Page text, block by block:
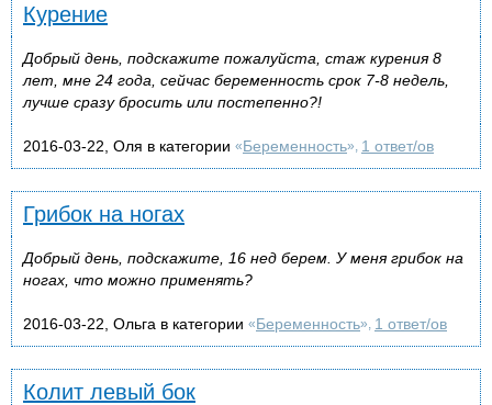
Курение
Добрый день, подскажите пожалуйста, стаж курения 8
лет, мне 24 года, сейчас беременность срок 7-8 недель,
лучше сразу бросить или постепенно?!
2016-03-22, Оля в категории «Беременность», 1 ответ/ов
Грибок на ногах
Добрый день, подскажите, 16 нед берем. У меня грибок на
ногах, что можно применять?
2016-03-22, Ольга в категории «Беременность», 1 ответ/ов
Колит левый бок